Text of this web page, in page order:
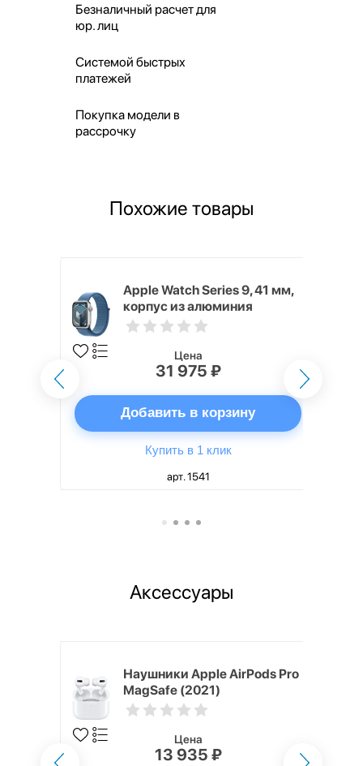
Безналичный расчет для
юр. лиц
Системой быстрых
платежей
Покупка модели в
рассрочку
Похожие товары
Apple Watch Series 9, 41 мм,
корпус из алюминия
серебристого цвета,
«ледяной синий»
Цена
31 975 ₽
Добавить в корзину
Купить в 1 клик
арт. 1541
Аксессуары
Наушники Apple AirPods Pro
MagSafe (2021)
Цена
13 935 ₽